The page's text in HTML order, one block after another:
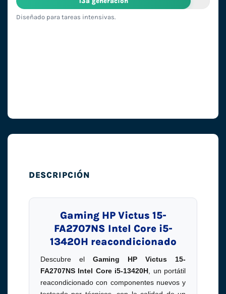
Diseñado para tareas intensivas.
DESCRIPCIÓN
Gaming HP Victus 15-
FA2707NS Intel Core i5-
13420H reacondicionado
Descubre el Gaming HP Victus 15-
FA2707NS Intel Core i5-13420H , un portátil
reacondicionado con componentes nuevos y